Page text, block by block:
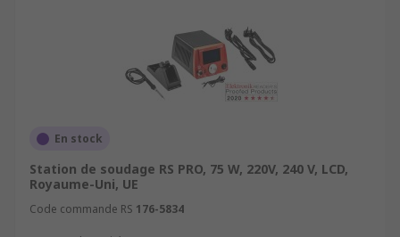
En stock
Station de soudage RS PRO, 75 W, 220V, 240 V, LCD,
Royaume-Uni, UE
Code commande RS 176-5834